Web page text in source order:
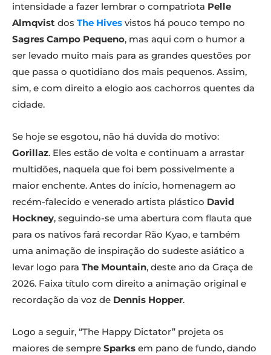
intensidade a fazer lembrar o compatriota Pelle
Almqvist dos The Hives vistos há pouco tempo no
Sagres Campo Pequeno, mas aqui com o humor a
ser levado muito mais para as grandes questões por
que passa o quotidiano dos mais pequenos. Assim,
sim, e com direito a elogio aos cachorros quentes da
cidade.
Se hoje se esgotou, não há duvida do motivo:
Gorillaz. Eles estão de volta e continuam a arrastar
multidões, naquela que foi bem possivelmente a
maior enchente. Antes do início, homenagem ao
recém-falecido e venerado artista plástico David
Hockney, seguindo-se uma abertura com flauta que
para os nativos fará recordar Rão Kyao, e também
uma animação de inspiração do sudeste asiático a
levar logo para The Mountain, deste ano da Graça de
2026. Faixa título com direito a animação original e
recordação da voz de Dennis Hopper.
Logo a seguir, “The Happy Dictator” projeta os
maiores de sempre Sparks em pano de fundo, dando